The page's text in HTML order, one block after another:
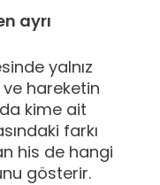
ayrı
yalnız
hareketin
kime ait
farkı
his de hangi
gösterir.